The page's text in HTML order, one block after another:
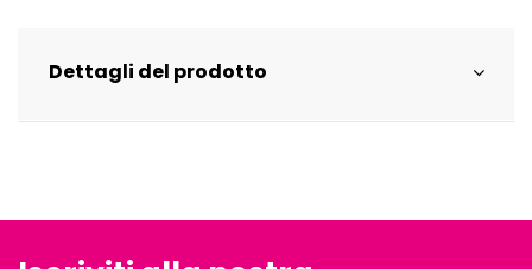
Dettagli del prodotto